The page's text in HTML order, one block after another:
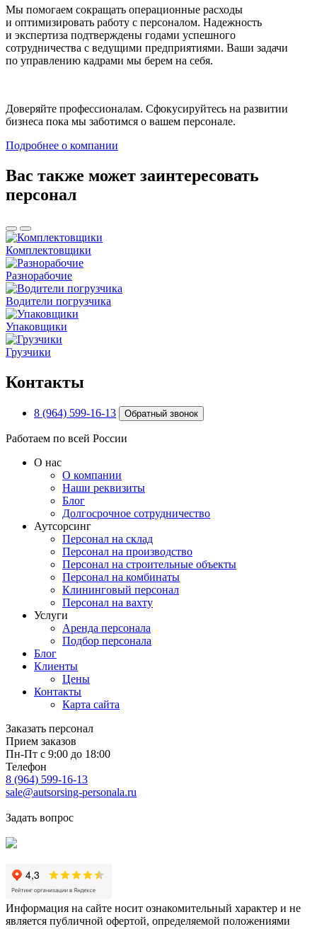
Мы помогаем сокращать операционные расходы
и оптимизировать работу с персоналом. Надежность
и экспертиза подтверждены годами успешного
сотрудничества с ведущими предприятиями. Ваши задачи
по управлению кадрами мы берем на себя.
Доверяйте профессионалам. Сфокусируйтесь на развитии
бизнеса пока мы заботимся о вашем персонале.
Подробнее о компании
Вас также может заинтересовать
персонал
Комплектовщики
Разнорабочие
Водители погрузчика
Упаковщики
Грузчики
Контакты
8 (964) 599-16-13 Обратный звонок
Работаем по всей России
О нас
О компании
Наши реквизиты
Блог
Долгосрочное сотрудничество
Аутсорсинг
Персонал на склад
Персонал на производство
Персонал на строительные объекты
Персонал на комбинаты
Клининговый персонал
Персонал на вахту
Услуги
Аренда персонала
Подбор персонала
Блог
Клиенты
Цены
Контакты
Карта сайта
Заказать персонал
Прием заказов
Пн-Пт с 9:00 до 18:00
Телефон
8 (964) 599-16-13
sale@autsorsing-personala.ru
Задать вопрос
Информация на сайте носит ознакомительный характер и не
является публичной офертой, определяемой положениями